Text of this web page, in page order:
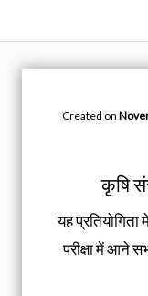
content
Created on
कृषि
यह प्रतियोगिता
परीक्षा में आने